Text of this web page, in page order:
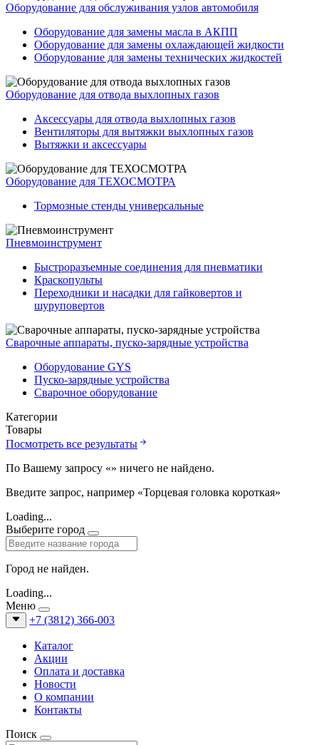
Оборудование для обслуживания узлов автомобиля
Оборудование для замены масла в АКПП
Оборудование для замены охлаждающей жидкости
Оборудование для замены технических жидкостей
Оборудование для отвода выхлопных газов
Аксессуары для отвода выхлопных газов
Вентиляторы для вытяжки выхлопных газов
Вытяжки и аксессуары
Оборудование для ТЕХОСМОТРА
Тормозные стенды универсальные
Пневмоинструмент
Быстроразъемные соединения для пневматики
Краскопульты
Переходники и насадки для гайковертов и
шуруповертов
Сварочные аппараты, пуско-зарядные устройства
Оборудование GYS
Пуско-зарядные устройства
Сварочное оборудование
Категории
Товары
Посмотреть все результаты
По Вашему запросу «» ничего не найдено.
Введите запрос, например «Торцевая головка короткая»
Loading...
Выберите город
Город не найден.
Loading...
Меню
+7 (3812) 366-003
Каталог
Акции
Оплата и доставка
Новости
О компании
Контакты
Поиск